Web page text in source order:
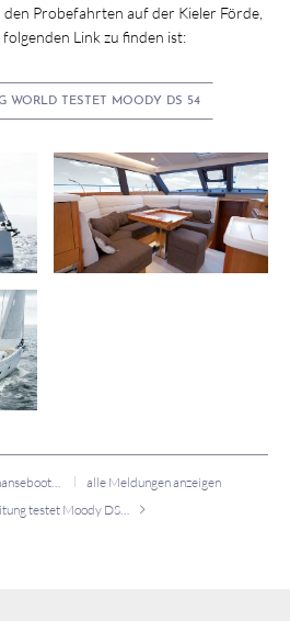
Probefahrten auf der Kieler Förde,
Link zu finden ist:
WORLD TESTET MOODY DS 54
Moody DS 54 auf der hanseboot 2015
alle Meldungen anzeigen
Segler-Zeitung testet Moody DS 54